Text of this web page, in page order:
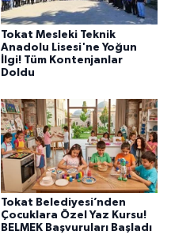
Tokat Mesleki Teknik
Anadolu Lisesi'ne Yoğun
İlgi! Tüm Kontenjanlar
Doldu
Tokat Belediyesi’nden
Çocuklara Özel Yaz Kursu!
BELMEK Başvuruları Başladı